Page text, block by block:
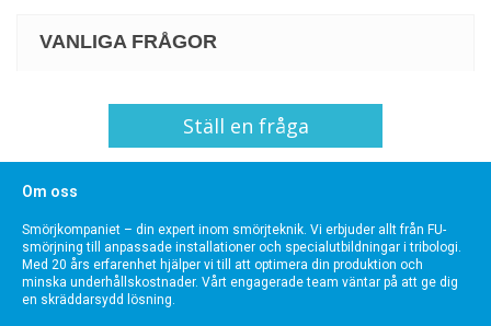
VANLIGA FRÅGOR
Ställ en fråga
Om oss
Smörjkompaniet – din expert inom smörjteknik. Vi erbjuder allt från FU-
smörjning till anpassade installationer och specialutbildningar i tribologi.
Med 20 års erfarenhet hjälper vi till att optimera din produktion och
minska underhållskostnader. Vårt engagerade team väntar på att ge dig
en skräddarsydd lösning.